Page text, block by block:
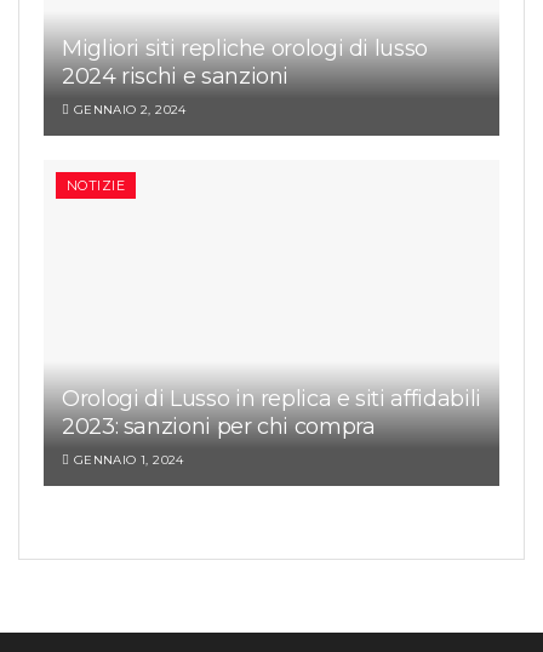
Migliori siti repliche orologi di lusso
2024 rischi e sanzioni
GENNAIO 2, 2024
NOTIZIE
Orologi di Lusso in replica e siti affidabili
2023: sanzioni per chi compra
GENNAIO 1, 2024